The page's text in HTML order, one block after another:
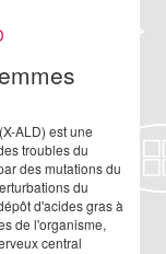
ALD) est une
troubles du
des mutations du
du
d'acides gras à
de l'organisme,
central